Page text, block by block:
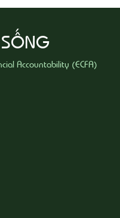
Accountability (ECFA)